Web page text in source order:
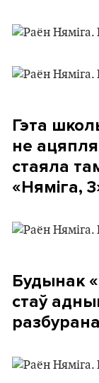
Гэта
не
стаяла
«Няміга,
Будынак
стаў